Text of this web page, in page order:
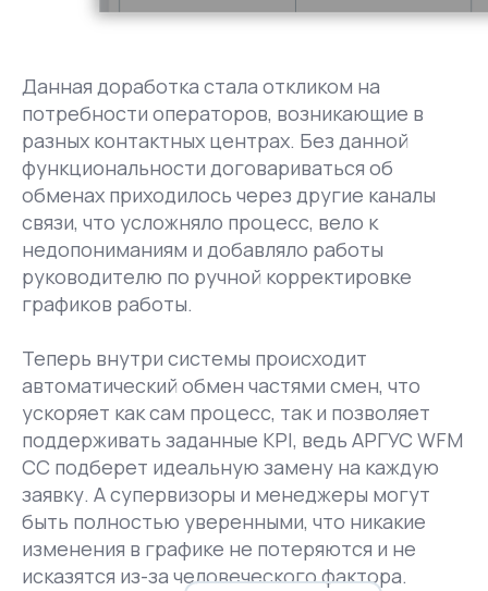
Данная доработка стала откликом на
потребности операторов, возникающие в
разных контактных центрах. Без данной
функциональности договариваться об
обменах приходилось через другие каналы
связи, что усложняло процесс, вело к
недопониманиям и добавляло работы
руководителю по ручной корректировке
графиков работы.
Теперь внутри системы происходит
автоматический обмен частями смен, что
ускоряет как сам процесс, так и позволяет
поддерживать заданные KPI, ведь АРГУС WFM
CC подберет идеальную замену на каждую
заявку. А супервизоры и менеджеры могут
быть полностью уверенными, что никакие
изменения в графике не потеряются и не
исказятся из-за человеческого фактора.